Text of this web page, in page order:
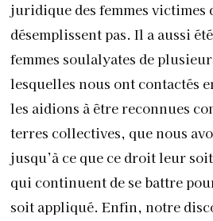
juridique des femmes victimes
désemplissent pas. Il a aussi
femmes soulalyates de
lesquelles nous ont contactés
les aidions à être reconnues
terres collectives, que nous
jusqu’à ce que ce droit leur
qui continuent de se battre
soit appliqué. Enfin, notre